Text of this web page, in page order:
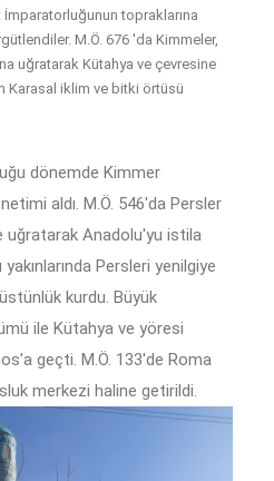
topraklarına
M.Ö. 676 'da Kimmeler,
uğratarak Kütahya ve çevresine
Karasal iklim ve bitki örtüsü
dönemde Kimmer
aldı. M.Ö. 546'da Persler
uğratarak Anadolu'yu istila
Persleri yenilgiye
kurdu. Büyük
ile Kütahya ve yöresi
geçti. M.Ö. 133'de Roma
merkezi haline getirildi.